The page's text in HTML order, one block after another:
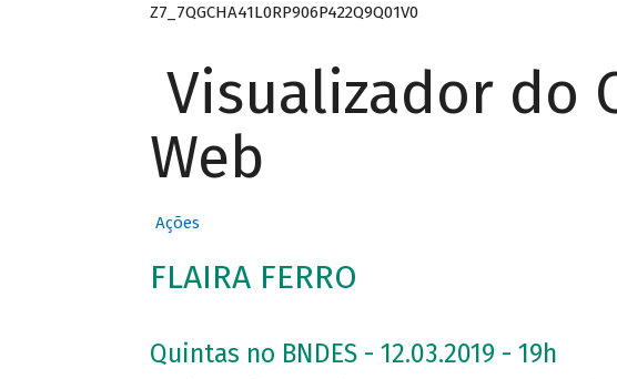
Z7_7QGCHA41L0RP906P422Q9Q01V0
Visualizador do
Web
Ações
FLAIRA FERRO
Quintas no BNDES - 12.03.2019 - 19h